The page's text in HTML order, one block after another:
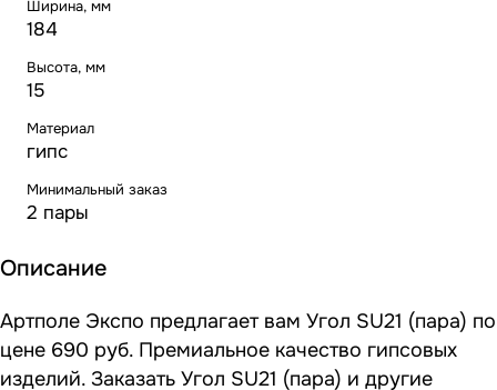
Ширина, мм
184
Высота, мм
15
Материал
гипс
Минимальный заказ
2 пары
Описание
Артполе Экспо предлагает вам Угол SU21 (пара) по
цене 690 руб. Премиальное качество гипсовых
изделий. Заказать Угол SU21 (пара) и другие